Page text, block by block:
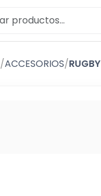
/ACCESORIOS/RUGBY